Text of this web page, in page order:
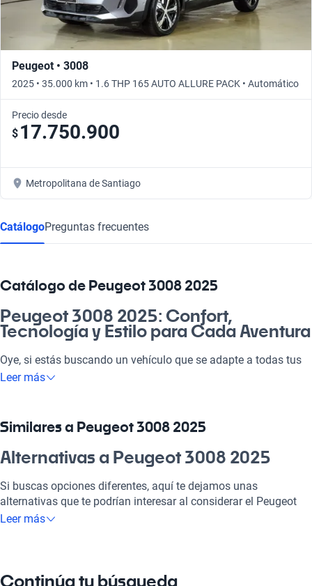
Peugeot • 3008
2025 • 35.000 km • 1.6 THP 165 AUTO ALLURE PACK • Automático
Precio desde
$ 17.750.900
Metropolitana de Santiago
CatálogoPreguntas frecuentes
Catálogo de Peugeot 3008 2025
Peugeot 3008 2025: Confort,
Tecnología y Estilo para Cada Aventura
Oye, si estás buscando un vehículo que se adapte a todas tus
necesidades, el Peugeot 3008 2025 es el que necesitas. Con su
con la familia. Tiene todo lo necesario para que cada trayecto
sea la raja. Además, su propuesta de valor destaca en el
mercado, siendo una máquina confiable y cómoda. Ya te tinca,
¿verdad?
¿Por qué elegir Peugeot 3008 2025?
Tecnología al servicio de tu comodidad
Leer más
Similares a Peugeot 3008 2025
Alternativas a Peugeot 3008 2025
Si buscas opciones diferentes, aquí te dejamos unas
alternativas que te podrían interesar al considerar el Peugeot
3008 2025.
Peugeot 3008 2020 combina estilo y funcionalidad, ideal para
Leer más
Continúa tu búsqueda